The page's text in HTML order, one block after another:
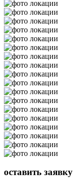
оставить заявку